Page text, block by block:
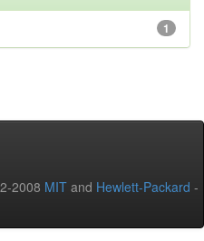
1
2008 MIT and Hewlett-Packard -